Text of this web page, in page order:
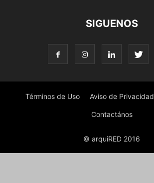
SIGUENOS
Términos de Uso Aviso de Privacidad
Contactános
© arquiRED 2016